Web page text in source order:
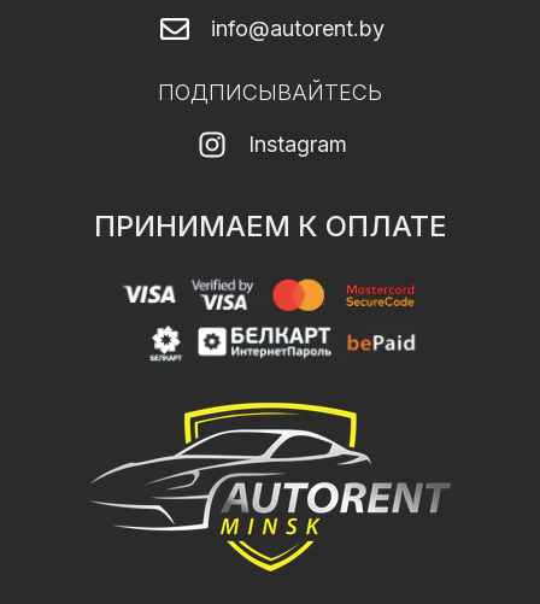
info@autorent.by
ПОДПИСЫВАЙТЕСЬ
Instagram
ПРИНИМАЕМ К ОПЛАТЕ